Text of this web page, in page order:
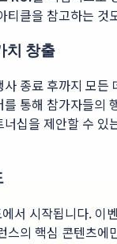
티클을 참고하는 것
치 창출
종료 후까지 모
통해 참가자들의
십을 제안할 수
서 시작됩니다. 이
스의 핵심 콘텐츠